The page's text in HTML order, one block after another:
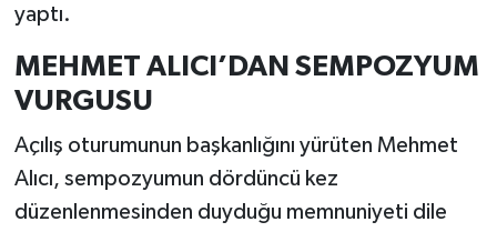
yaptı.
MEHMET ALICI’DAN SEMPOZYUM
VURGUSU
Açılış oturumunun başkanlığını yürüten Mehmet
Alıcı, sempozyumun dördüncü kez
düzenlenmesinden duyduğu memnuniyeti dile